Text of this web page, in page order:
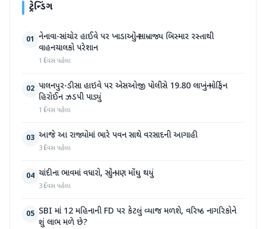
ટ્રેન્ડિંગ
01 નેનાવા-સાંચોર હાઈવે પર ખાડાઓનું સામ્રાજ્ય બિસ્માર રસ્તાથી
વાહનચાલકો પરેશાન
1 દિવસ પહેલા
02 પાલનપુર-ડીસા હાઇવે પર એસઓજી પોલીસે 19.80 લાખનું મોર્ફિન
હિરોઈન ઝડપી પાડ્યું
1 દિવસ પહેલા
03 આજે આ રાજ્યોમાં ભારે પવન સાથે વરસાદની આગાહી
3 દિવસ પહેલા
04 ચાંદીના ભાવમાં વધારો, સોનું પણ મોંઘુ થયું
3 દિવસ પહેલા
05 SBI માં 12 મહિનાની FD પર કેટલું વ્યાજ મળશે, વરિષ્ઠ નાગરિકોને
શું લાભ મળે છે?